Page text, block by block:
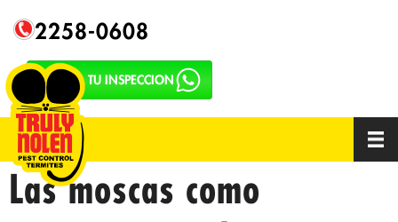
2258-0608
SOLICITA TU INSPECCION
Las moscas como